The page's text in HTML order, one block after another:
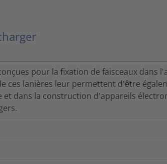
pour la fixation de faisceaux dans
ces lanières leur permettent d'être
et dans la construction d'appareils